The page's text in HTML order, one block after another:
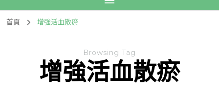
首頁 增強活血散瘀
Browsing Tag
增強活血散瘀